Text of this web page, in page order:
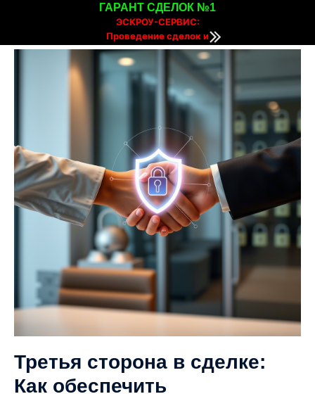
ЭСКРОУ-СЕРВИС:
Проведение сделок и
расчетов онлайн
ГАРАНТ СДЕЛОК №1
Третья сторона в сделке:
Как обеспечить